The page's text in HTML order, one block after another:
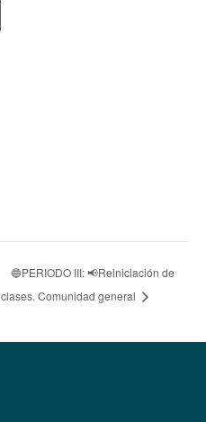
🔵PERIODO III: 📢Reiniciación de
clases. Comunidad general